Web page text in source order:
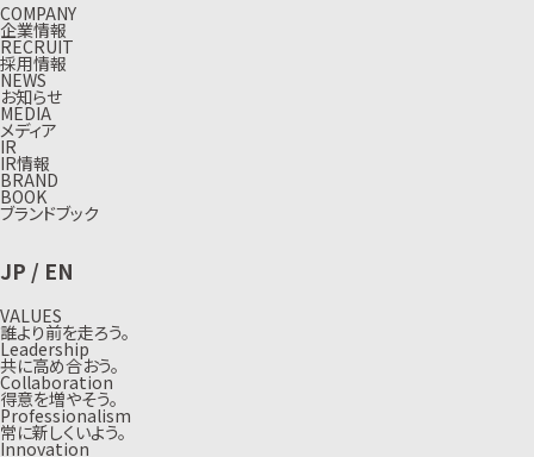
COMPANY
企業情報
RECRUIT
採用情報
NEWS
お知らせ
MEDIA
メディア
IR
IR情報
BRAND
BOOK
ブランドブック
JP / EN
VALUES
誰より前を走ろう。
Leadership
共に高め合おう。
Collaboration
得意を増やそう。
Professionalism
常に新しくいよう。
Innovation